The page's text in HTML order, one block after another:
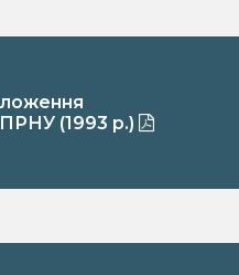
(1993 р.)